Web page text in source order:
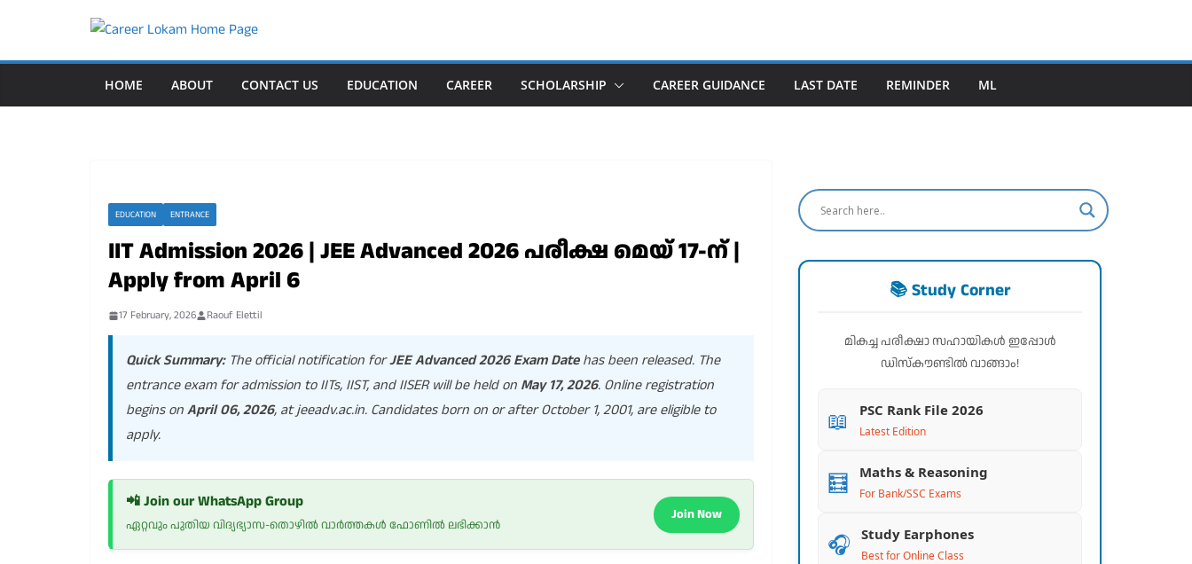
content
HOME ABOUT CONTACT US EDUCATION CAREER SCHOLARSHIP CAREER GUIDANCE LAST DATE REMINDER ML
EDUCATION ENTRANCE
IIT Admission 2026 | JEE Advanced 2026 പരീക്ഷ മെയ് 17-ന് |
Apply from April 6
17 February, 2026 Raouf Elettil
Quick Summary:The official notification forJEE Advanced 2026 Exam Datehas been released. The
entrance exam for admission to IITs, IIST, and IISER will be held on May 17, 2026. Online registration
begins onApril 06, 2026, atjeeadv.ac.in. Candidates born on or after October 1, 2001, are eligible to
apply.
📲 Join our WhatsApp Group
ഏറ്റവും പുതിയ വിദ്യഭ്യാസ-തൊഴിൽ വാർത്തകൾ ഫോണിൽ ലഭിക്കാൻ
Join Now
📚 Study Corner
മികച്ച പരീക്ഷാ സഹായികൾ ഇപ്പോൾ
ഡിസ്കൗണ്ടിൽ വാങ്ങാം!
📖 PSC Rank File 2026
Latest Edition
🧮 Maths & Reasoning
For Bank/SSC Exams
🎧 Study Earphones
Best for Online Class